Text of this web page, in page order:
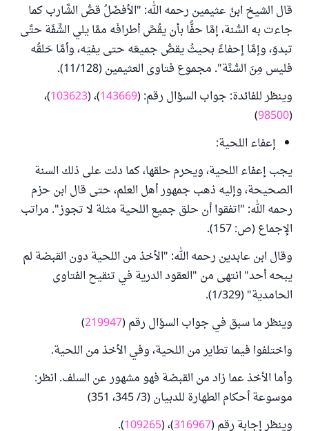
قال الشيخ ابنُ عثيمين رحمه الله: "الأفضَلُ قصُّ الشَّارب كما
جاءت به السُّنة، إمَّا حفًّا بأن يقُصَّ أطرافَه ممَّا يلي الشَّفَة حتَّى
تبدوَ، وإمَّا إحفاءً بحيثُ يقصُّ جميعَه حتى يفيَه، وأمَّا حَلقُه
فليس مِنَ السُّنَّة". مجموع فتاوى العثيمين (11/128).
وينظر للفائدة: جواب السؤال رقم: (143669)، (103623)،
(
98500
)
إعفاء اللحية:
يجب إعفاء اللحية، ويحرم حلقها، كما دلت على ذلك السنة
الصحيحة، وإليه ذهب جمهور أهل العلم، حتى قال ابن حزم
رحمه الله: "اتفقوا أن حلق جميع اللحية مثلة لا تجوز". مراتب
الإجماع (ص: 157).
وقال ابن عابدين رحمه الله: "الأخذ من اللحية دون القبضة لم
يبحه أحد" انتهى من "العقود الدرية في تنقيح الفتاوى
الحامدية" (1/329).
وينظر ما سبق في جواب السؤال رقم (219947
)
واختلفوا فيما تطاير من اللحية، وفي الأخذ من اللحية.
وأما الأخذ عما زاد من القبضة فهو مشهور عن السلف. انظر:
موسوعة أحكام الطهارة للدبيان (3/ 345، 351)
وينظر إجابة رقم (316967)، (109265
).